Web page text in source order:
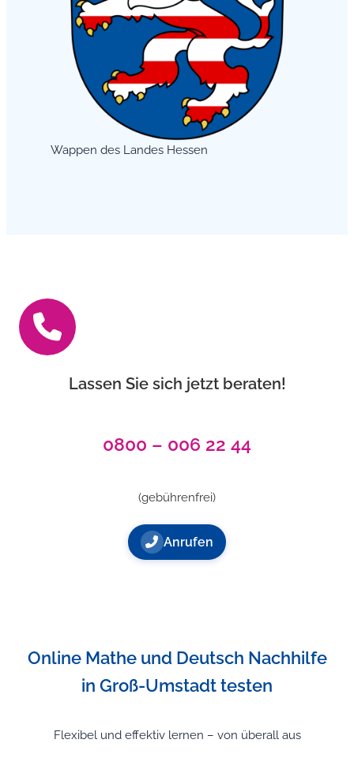
Wappen des Landes Hessen
Lassen Sie sich jetzt beraten!
0800 – 006 22 44
(gebührenfrei)
Anrufen
Online Mathe und Deutsch Nachhilfe
in Groß-Umstadt testen
Flexibel und effektiv lernen – von überall aus